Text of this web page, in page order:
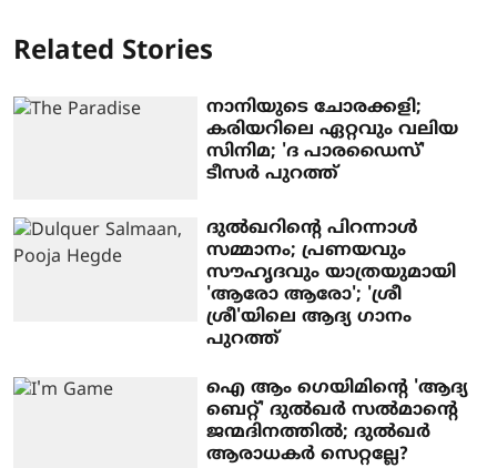
Related Stories
നാനിയുടെ ചോരക്കളി;
കരിയറിലെ ഏറ്റവും വലിയ
സിനിമ; 'ദ പാരഡൈസ്'
ടീസർ പുറത്ത്
ദുല്‍ഖറിന്‍റെ പിറന്നാള്‍
സമ്മാനം; പ്രണയവും
സൗഹൃദവും യാത്രയുമായി
'ആരോ ആരോ'; 'ശ്രീ
ശ്രീ'യിലെ ആദ്യ ഗാനം
പുറത്ത്
ഐ ആം ഗെയിമിൻ്റെ 'ആദ്യ
ബെറ്റ്' ദുൽഖർ സൽമാൻ്റെ
ജന്മദിനത്തിൽ; ദുല്‍ഖർ
ആരാധകർ സെറ്റല്ലേ?